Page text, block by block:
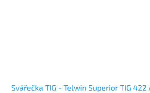
Svářečka TIG - Telwin Superior TIG 422